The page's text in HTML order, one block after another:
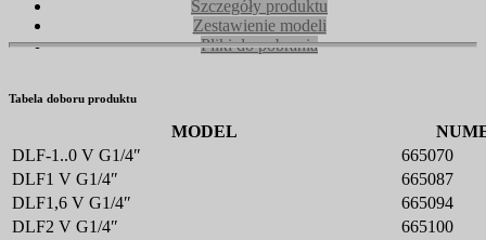
Szczegóły produktu
Zestawienie modeli
Pliki do pobrania
Tabela doboru produktu
MODEL
DLF-1..0 V G1/4″
665070
DLF1 V G1/4″
665087
DLF1,6 V G1/4″
665094
DLF2 V G1/4″
665100